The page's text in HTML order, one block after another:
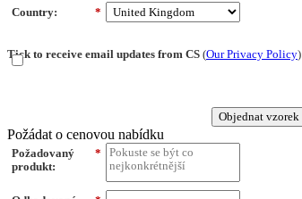
*
Country:
Tick to receive email updates from CS (Our Privacy Policy)
Objednat vzorek
Požádat o cenovou nabídku
*
Požadovaný
produkt: